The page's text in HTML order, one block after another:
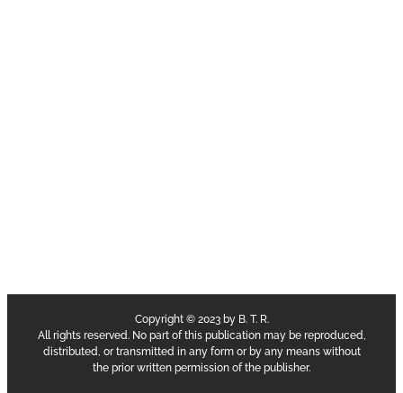
Copyright © 2023 by B. T. R.
All rights reserved. No part of this publication may be reproduced,
distributed, or transmitted in any form or by any means without
the prior written permission of the publisher.